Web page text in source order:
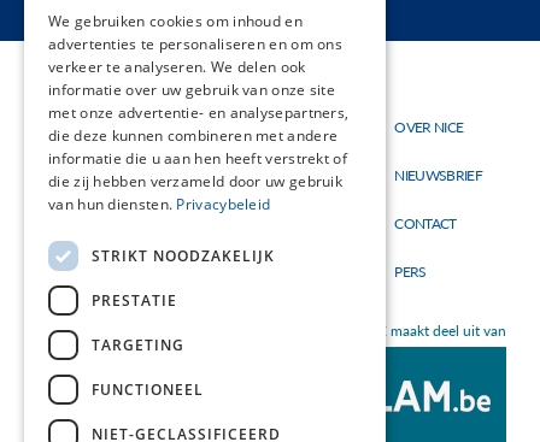
Hoofdnavigatie
Thema's
Materialen
Nieuw
Topmenu
OVER NICE
NIEUWSBRIEF
CONTACT
PERS
NICE maakt deel uit van
We gebruiken cookies om inhoud en
advertenties te personaliseren en om ons
verkeer te analyseren. We delen ook
informatie over uw gebruik van onze site
met onze advertentie- en analysepartners,
die deze kunnen combineren met andere
informatie die u aan hen heeft verstrekt of
die zij hebben verzameld door uw gebruik
van hun diensten. Privacybeleid
STRIKT NOODZAKELIJK
PRESTATIE
TARGETING
FUNCTIONEEL
NIET-GECLASSIFICEERD